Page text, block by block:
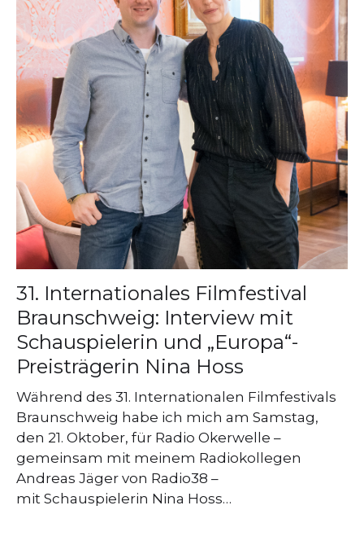
31. Internationales Filmfestival
Braunschweig: Interview mit
Schauspielerin und „Europa“-
Preisträgerin Nina Hoss
Während des 31. Internationalen Filmfestivals
Braunschweig habe ich mich am Samstag,
den 21. Oktober, für Radio Okerwelle –
gemeinsam mit meinem Radiokollegen
Andreas Jäger von Radio38 –
mit Schauspielerin Nina Hoss…